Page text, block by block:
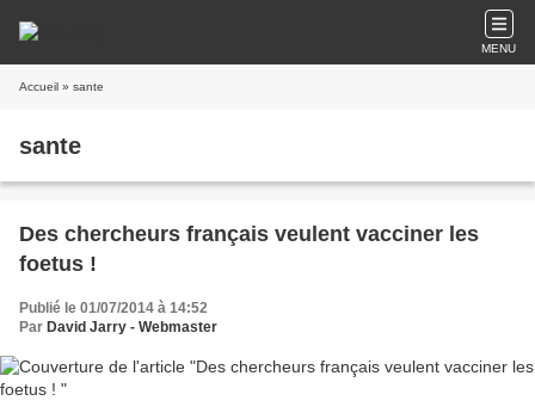
MENU
Accueil » sante
sante
Des chercheurs français veulent vacciner les
foetus !
Publié le 01/07/2014 à 14:52
Par David Jarry - Webmaster